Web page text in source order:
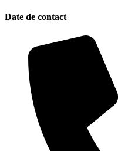
Date de contact